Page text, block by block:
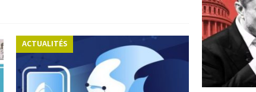
ACTUALITÉS